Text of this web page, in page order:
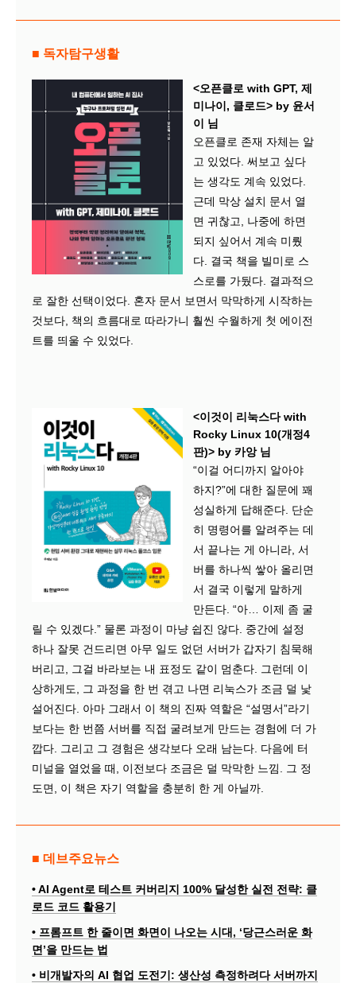
■ 독자탐구생활
<오픈클로 with GPT, 제
미나이, 클로드> by 윤서
이 님
오픈클로 존재 자체는 알
고 있었다. 써보고 싶다
는 생각도 계속 있었다.
근데 막상 설치 문서 열
면 귀찮고, 나중에 하면
되지 싶어서 계속 미뤘
다. 결국 책을 빌미로 스
스로를 가뒀다. 결과적으
로 잘한 선택이었다. 혼자 문서 보면서 막막하게 시작하는
것보다, 책의 흐름대로 따라가니 훨씬 수월하게 첫 에이전
트를 띄울 수 있었다.
<이것이 리눅스다 with
Rocky Linux 10(개정4
판)> by 카앙 님​
“이걸 어디까지 알아야
하지?”에 대한 질문에 꽤
성실하게 답해준다. 단순
히 명령어를 알려주는 데
서 끝나는 게 아니라, 서
버를 하나씩 쌓아 올리면
서 결국 이렇게 말하게
만든다. “아… 이제 좀 굴
릴 수 있겠다.” 물론 과정이 마냥 쉽진 않다. 중간에 설정
하나 잘못 건드리면 아무 일도 없던 서버가 갑자기 침묵해
버리고, 그걸 바라보는 내 표정도 같이 멈춘다. 그런데 이
상하게도, 그 과정을 한 번 겪고 나면 리눅스가 조금 덜 낯
설어진다. 아마 그래서 이 책의 진짜 역할은 “설명서”라기
보다는 한 번쯤 서버를 직접 굴려보게 만드는 경험에 더 가
깝다. 그리고 그 경험은 생각보다 오래 남는다. 다음에 터
미널을 열었을 때, 이전보다 조금은 덜 막막한 느낌. 그 정
도면, 이 책은 자기 역할을 충분히 한 게 아닐까.
■ 데브주요뉴스
• AI Agent로 테스트 커버리지 100% 달성한 실전 전략: 클
로드 코드 활용기
• 프롬프트 한 줄이면 화면이 나오는 시대, ‘당근스러운 화
면’을 만드는 법
• 비개발자의 AI 협업 도전기: 생산성 측정하려다 서버까지